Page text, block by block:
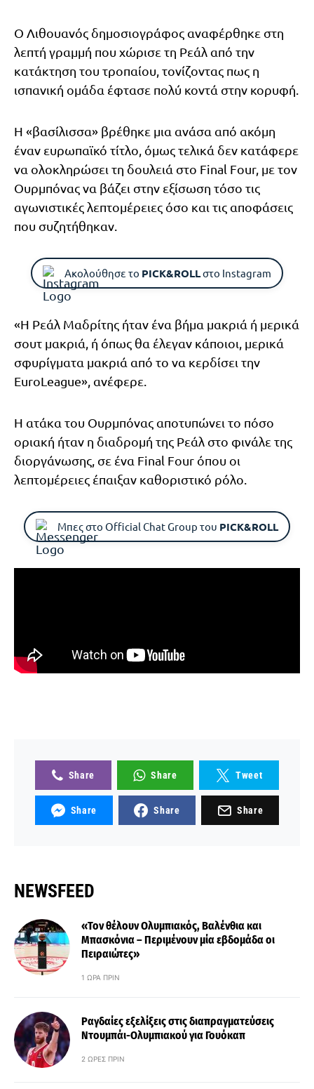
Ο Λιθουανός δημοσιογράφος αναφέρθηκε στη
λεπτή γραμμή που χώρισε τη Ρεάλ από την
κατάκτηση του τροπαίου, τονίζοντας πως η
ισπανική ομάδα έφτασε πολύ κοντά στην κορυφή.
Η «βασίλισσα» βρέθηκε μια ανάσα από ακόμη
έναν ευρωπαϊκό τίτλο, όμως τελικά δεν κατάφερε
να ολοκληρώσει τη δουλειά στο Final Four, με τον
Ουρμπόνας να βάζει στην εξίσωση τόσο τις
αγωνιστικές λεπτομέρειες όσο και τις αποφάσεις
που συζητήθηκαν.
Ακολούθησε το PICK&ROLLστο Instagram
«Η Ρεάλ Μαδρίτης ήταν ένα βήμα μακριά ή μερικά
σουτ μακριά, ή όπως θα έλεγαν κάποιοι, μερικά
σφυρίγματα μακριά από το να κερδίσει την
EuroLeague», ανέφερε.
Η ατάκα του Ουρμπόνας αποτυπώνει το πόσο
οριακή ήταν η διαδρομή της Ρεάλ στο φινάλε της
διοργάνωσης, σε ένα Final Four όπου οι
λεπτομέρειες έπαιξαν καθοριστικό ρόλο.
Μπες στο Official Chat Group του PICK&ROLL
Share Share Tweet
Share Share Share
NEWSFEED
«Τον θέλουν Ολυμπιακός, Βαλένθια και
Μπασκόνια – Περιμένουν μία εβδομάδα οι
Πειραιώτες»
1 ΏΡΑ ΠΡΙΝ
Ραγδαίες εξελίξεις στις διαπραγματεύσεις
Ντουμπάι-Ολυμπιακού για Γουόκαπ
2 ΏΡΕΣ ΠΡΙΝ